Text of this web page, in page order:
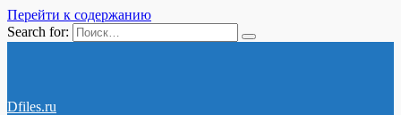
Перейти к содержанию
Search for:
Dfiles.ru